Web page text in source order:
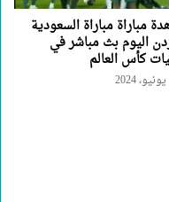
مباراة مباراة السعودية
اليوم بث مباشر في
كأس العالم